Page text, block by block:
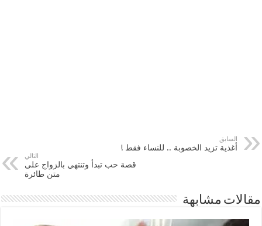
السابق
أغذية تزيد الخصوبة .. للنساء فقط !
التالي
قصة حب تبدأ وتنتهي بالزواج على
متن طائرة
مقالات مشابهة